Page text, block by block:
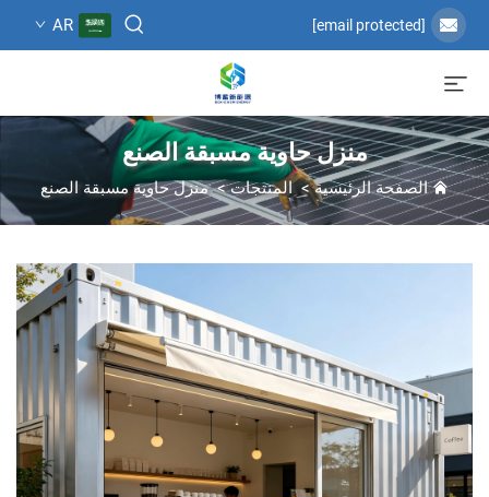
[email protected]
AR
منزل حاوية مسبقة الصنع
الصفحة الرئيسية>المنتجات>منزل حاوية مسبقة الصنع